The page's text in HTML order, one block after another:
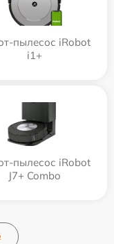
пылесос iRobot
i1+
пылесос iRobot
J7+ Combo